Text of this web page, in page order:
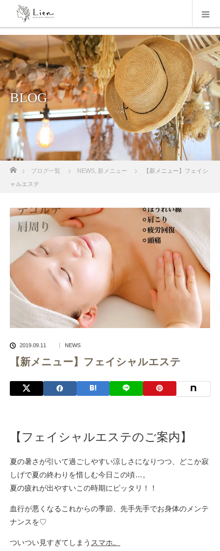
BLOG
ブログ一覧 NEWS, 新メニュー
【新メニュー】フェイシ
ャルエステ
2019.09.11 NEWS
【新メニュー】フェイシャルエステ
【フェイシャルエステのご案内】
夏の暑さが引いて過ごしやすい涼しさになりつつ、どこか寂
しげで夏の終わりを惜しむ今日この頃…。
夏の疲れが出やすいこの時期にピッタリ！！
血行が悪くなるこれからの季節、先手先手でお身体のメンテ
ナンスを♡
ついつい見すぎてしまう スマホ。